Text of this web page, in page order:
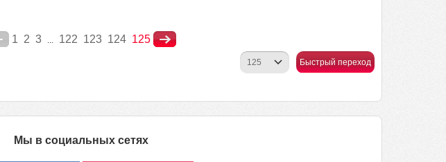
1 2 3 ... 122 123 124 125
Быстрый переход
Мы в социальных сетях